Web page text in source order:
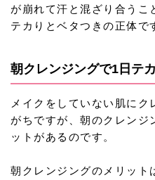
が崩れて汗と混ざり合うこ
テカりとベタつきの正体で
朝クレンジングで1日テ
メイクをしていない肌に
がちですが、朝のクレンジ
ットがあるのです。
朝クレンジングのメリット